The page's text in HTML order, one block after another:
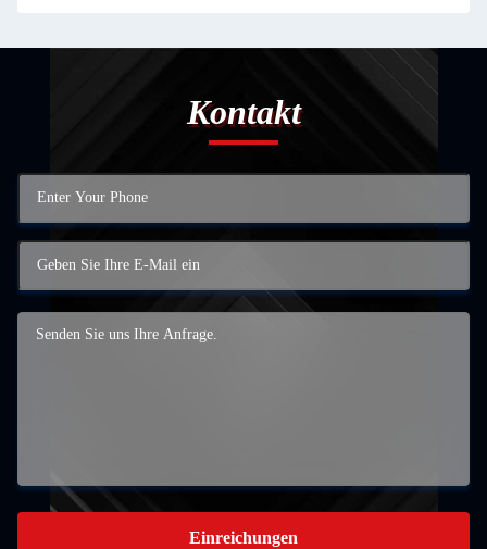
Kontakt
Einreichungen